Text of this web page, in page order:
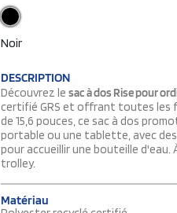
Noir
DESCRIPTION
Découvrez le sac à dos Rise pour
certifié GRS et offrant toutes les
de 15,6 pouces, ce sac à dos
portable ou une tablette, avec
pour accueillir une bouteille d'eau.
trolley.
Matériau